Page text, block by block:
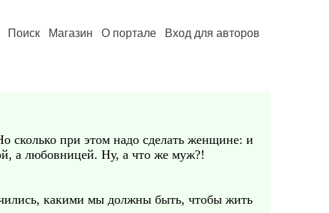
Поиск Магазин О портале Вход для авторов
сколько при этом надо сделать женщине: и
а любовницей. Ну, а что же муж?!
какими мы должны быть, чтобы жить